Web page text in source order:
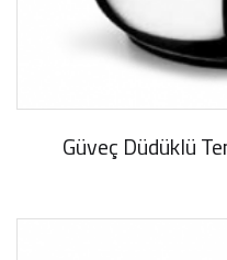
Güveç Düdüklü